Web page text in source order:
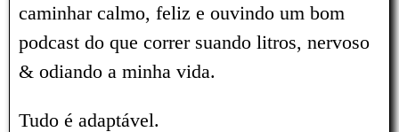
caminhar calmo, feliz e ouvindo um bom
podcast do que correr suando litros, nervoso
& odiando a minha vida.
Tudo é adaptável.